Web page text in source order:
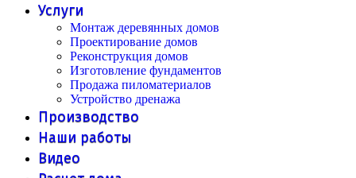
Услуги
Монтаж деревянных домов
Проектирование домов
Реконструкция домов
Изготовление фундаментов
Продажа пиломатериалов
Устройство дренажа
Производство
Наши работы
Видео